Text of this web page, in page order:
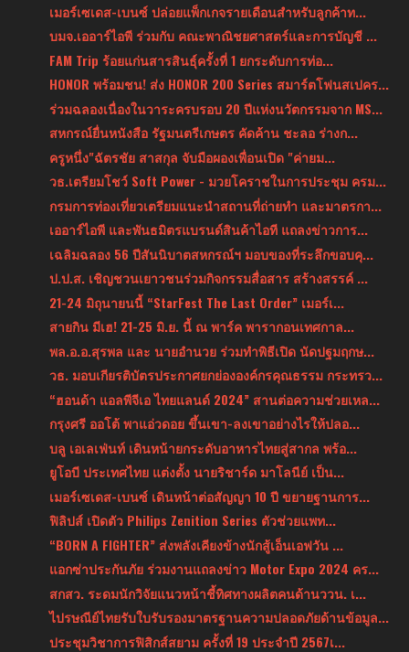
เมอร์เซเดส-เบนซ์ ปล่อยแพ็กเกจรายเดือนสำหรับลูกค้าท...
บมจ.เออาร์ไอพี ร่วมกับ คณะพาณิชยศาสตร์และการบัญชี ...
FAM Trip ร้อยแก่นสารสินธุ์ครั้งที่ 1 ยกระดับการท่อ...
HONOR พร้อมชน! ส่ง HONOR 200 Series สมาร์ตโฟนสเปคร...
ร่วมฉลองเนื่องในวาระครบรอบ 20 ปีแห่งนวัตกรรมจาก MS...
สหกรณ์ยื่นหนังสือ รัฐมนตรีเกษตร คัดค้าน ชะลอ ร่างก...
ครูหนึ่ง"ฉัตรชัย สาสกุล จับมือผองเพื่อนเปิด "ค่ายม...
วธ.เตรียมโชว์ Soft Power - มวยโคราชในการประชุม ครม...
กรมการท่องเที่ยวเตรียมแนะนำสถานที่ถ่ายทำ และมาตรกา...
เออาร์ไอพี และพันธมิตรแบรนด์สินค้าไอที แถลงข่าวการ...
เฉลิมฉลอง 56 ปีสันนิบาตสหกรณ์ฯ มอบของที่ระลึกขอบคุ...
ป.ป.ส. เชิญชวนเยาวชนร่วมกิจกรรมสื่อสาร สร้างสรรค์ ...
21-24 มิถุนายนนี้ “StarFest The Last Order” เมอร์เ...
สายกิน มีเฮ! 21-25 มิ.ย. นี้ ณ พาร์ค พารากอนเทศกาล...
พล.อ.อ.สุรพล และ นายอำนวย ร่วมทำพิธีเปิด นัดปฐมฤกษ...
วธ. มอบเกียรติบัตรประกาศยกย่ององค์กรคุณธรรม กระทรว...
“ฮอนด้า แอลพีจีเอ ไทยแลนด์ 2024” สานต่อความช่วยเหล...
กรุงศรี ออโต้ พาแอ่วดอย ขึ้นเขา-ลงเขาอย่างไรให้ปลอ...
บลู เอเลเฟ่นท์ เดินหน้ายกระดับอาหารไทยสู่สากล พร้อ...
ยูโอบี ประเทศไทย แต่งตั้ง นายริชาร์ด มาโลนีย์ เป็น...
เมอร์เซเดส-เบนซ์ เดินหน้าต่อสัญญา 10 ปี ขยายฐานการ...
ฟิลิปส์ เปิดตัว Philips Zenition Series ตัวช่วยแพท...
“BORN A FIGHTER” ส่งพลังเคียงข้างนักสู้เอ็นเอฟวัน ...
แอกซ่าประกันภัย ร่วมงานแถลงข่าว Motor Expo 2024 คร...
สกสว. ระดมนักวิจัยแนวหน้าชี้ทิศทางผลิตคนด้านววน. เ...
ไปรษณีย์ไทยรับใบรับรองมาตรฐานความปลอดภัยด้านข้อมูล...
ประชุมวิชาการฟิสิกส์สยาม ครั้งที่ 19 ประจำปี 2567เ...